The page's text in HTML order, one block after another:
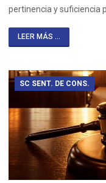
pertinencia y suficiencia
LEER MÁS ...
SC SENT. DE CONS.